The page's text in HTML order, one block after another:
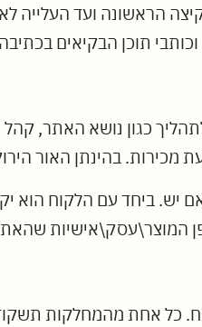
הראשונה ועד העלייה
כגון נושא האתר, קהל
בהינתן האור
יש. ביחד עם הלקוח הוא
המוצר\עסק\אישיות
כל אחת מהמחלקות